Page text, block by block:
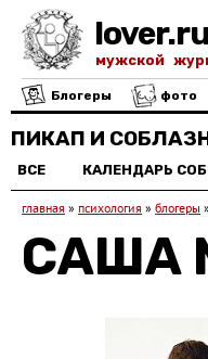
lover.ru
мужской
Блогеры фото
ПИКАП И
ВСЕ КАЛЕНДАРЬ
главная » психология » блогеры »
САША